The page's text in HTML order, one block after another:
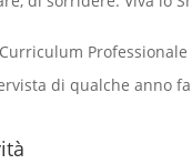
Professionale
di qualche anno fa